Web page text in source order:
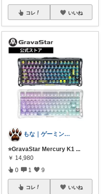
コレ いいね
もな｜ゲーミング×デスク周り
⭐GravaStar Mercury K1 ...
￥ 14,980
0 1 9
コレ いいね